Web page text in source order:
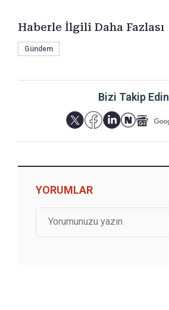
Haberle İlgili Daha Fazlası
Gündem
Bizi Takip Edin
YORUMLAR